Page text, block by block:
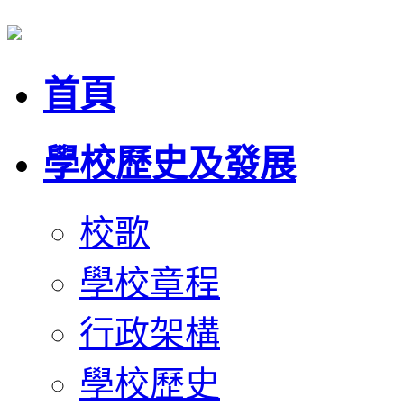
首頁
學校歷史及發展
校歌
學校章程
行政架構
學校歷史